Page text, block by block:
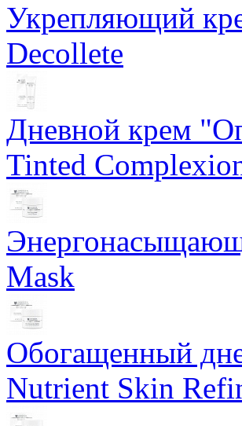
Укрепляющий
Decollete
Дневной крем
Tinted
Mask
Обогащенный
Nutrient Skin